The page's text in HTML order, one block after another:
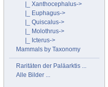
|_ Xanthocephalus->
|_ Euphagus->
|_ Quiscalus->
|_ Molothrus->
|_ Icterus->
Mammals by Taxonomy
Raritäten der Paläarktis ...
Alle Bilder ...